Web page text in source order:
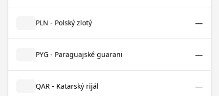
PLN - Polský zlotý —
PYG - Paraguajské guarani —
QAR - Katarský rijál —